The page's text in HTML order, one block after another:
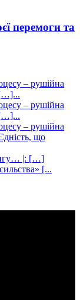
перемоги та
– рушійна
– рушійна
– рушійна
що
|: […]
[...